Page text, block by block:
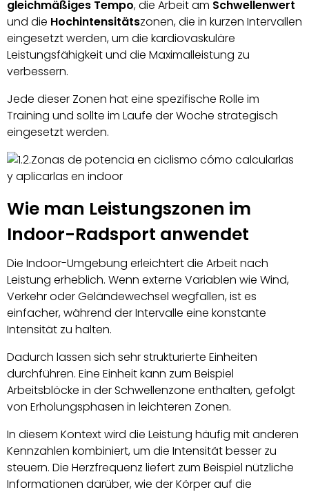
gleichmäßiges Tempo, die Arbeit am Schwellenwert
und die Hochintensitätszonen, die in kurzen Intervallen
eingesetzt werden, um die kardiovaskuläre
Leistungsfähigkeit und die Maximalleistung zu
verbessern.
Jede dieser Zonen hat eine spezifische Rolle im
Training und sollte im Laufe der Woche strategisch
eingesetzt werden.
Wie man Leistungszonen im
Indoor-Radsport anwendet
Die Indoor-Umgebung erleichtert die Arbeit nach
Leistung erheblich. Wenn externe Variablen wie Wind,
Verkehr oder Geländewechsel wegfallen, ist es
einfacher, während der Intervalle eine konstante
Intensität zu halten.
Dadurch lassen sich sehr strukturierte Einheiten
durchführen. Eine Einheit kann zum Beispiel
Arbeitsblöcke in der Schwellenzone enthalten, gefolgt
von Erholungsphasen in leichteren Zonen.
In diesem Kontext wird die Leistung häufig mit anderen
Kennzahlen kombiniert, um die Intensität besser zu
steuern. Die Herzfrequenz liefert zum Beispiel nützliche
Informationen darüber, wie der Körper auf die